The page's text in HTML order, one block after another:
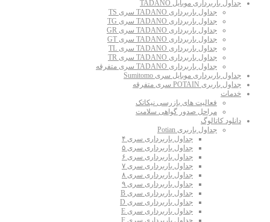
جداول باربرداری موبایل TADANO
جداول باربرداری TADANO سری TS
جداول باربرداری TADANO سری TG
جداول باربرداری TADANO سری GR
جداول باربرداری TADANO سری GT
جداول باربرداری TADANO سری TL
جداول باربرداری TADANO سری TR
جداول باربرداری TADANO سری متفرقه
جداول باربرداری موبایل سری Sumitomo
جداول باربری POTAIN سری متفرقه
خدمات
فعالیت های بازرسی نیکاتک
مراحل صدور گواهی سلامت
دانلود کاتالوگ
جداول باربری Potian
جداول باربرداری سری ۴
جداول باربرداری سری ۵
جداول باربرداری سری ۶
جداول باربرداری سری ۷
جداول باربرداری سری ۸
جداول باربرداری سری ۹
جداول باربرداری سری B
جداول باربرداری سری D
جداول باربرداری سری E
جداول باربرداری سری F